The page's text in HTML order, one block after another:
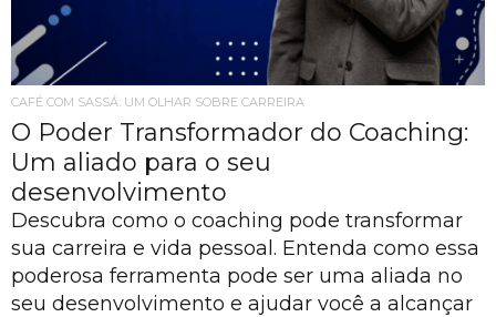
CAFÉ COM SASSÁ: UM OLHAR SOBRE CARREIRA
O Poder Transformador do Coaching:
Um aliado para o seu
desenvolvimento
Descubra como o coaching pode transformar
sua carreira e vida pessoal. Entenda como essa
poderosa ferramenta pode ser uma aliada no
seu desenvolvimento e ajudar você a alcançar